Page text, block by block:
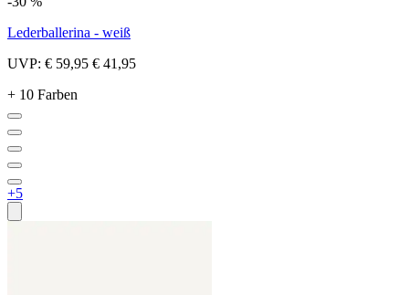
Lederballerina - weiß
UVP: € 59,95 € 41,95
+ 10 Farben
+5